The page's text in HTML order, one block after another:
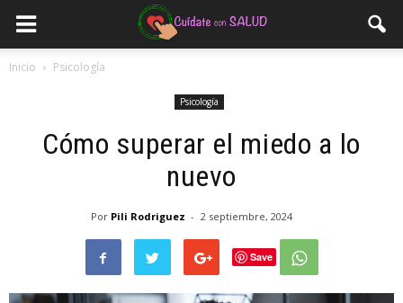
Inicio Psicología
Psicología
Cómo superar el miedo a lo
nuevo
Por Pili Rodriguez - 2 septiembre, 2024
Save